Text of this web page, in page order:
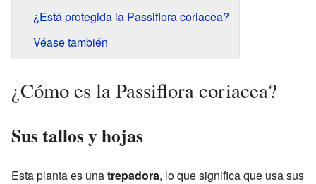
¿Está protegida la Passiflora coriacea?
Véase también
¿Cómo es la Passiflora coriacea?
Sus tallos y hojas
Esta planta es unatrepadora, lo que significa que usa sus